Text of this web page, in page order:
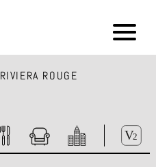
RIVIERA ROUGE